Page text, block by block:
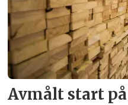
Avmålt start